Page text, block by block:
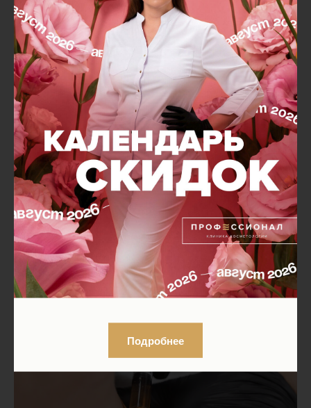
🎄 Радуем 20% скидой на любимую многими процедуру
микроигольчатого RF-лифтинга Scarlet S
на область лицо +
шея + декольте
Подробнее